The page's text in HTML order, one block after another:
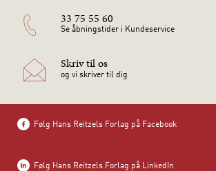
33 75 55 60
Se åbningstider i Kundeservice
Skriv til os
og vi skriver til dig
Følg Hans Reitzels Forlag på Facebook
Følg Hans Reitzels Forlag på LinkedIn